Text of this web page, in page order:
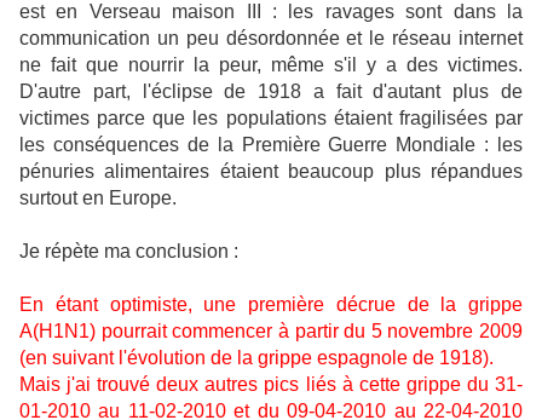
est en Verseau maison III : les ravages sont dans la
communication un peu désordonnée et le réseau internet
ne fait que nourrir la peur, même s'il y a des victimes.
D'autre part, l'éclipse de 1918 a fait d'autant plus de
victimes parce que les populations étaient fragilisées par
les conséquences de la Première Guerre Mondiale : les
pénuries alimentaires étaient beaucoup plus répandues
surtout en Europe.
Je répète ma conclusion :
En étant optimiste, une première décrue de la grippe
A(H1N1) pourrait commencer à partir du 5 novembre 2009
(en suivant l'évolution de la grippe espagnole de 1918).
Mais j'ai trouvé deux autres pics liés à cette grippe du 31-
01-2010 au 11-02-2010 et du 09-04-2010 au 22-04-2010